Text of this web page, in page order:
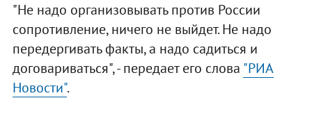
"Не надо организовывать против России
сопротивление, ничего не выйдет. Не надо
передергивать факты, а надо садиться и
договариваться", - передает его слова "РИА
Новости".